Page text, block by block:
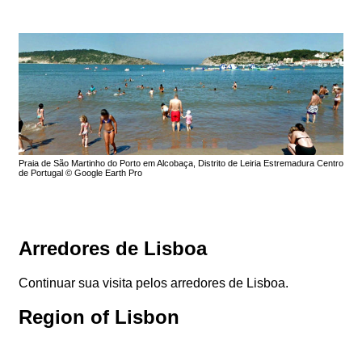
Praia de São Martinho do Porto em Alcobaça, Distrito de Leiria Estremadura Centro
de Portugal © Google Earth Pro
Arredores de Lisboa
Continuar sua visita pelos arredores de Lisboa.
Region of Lisbon